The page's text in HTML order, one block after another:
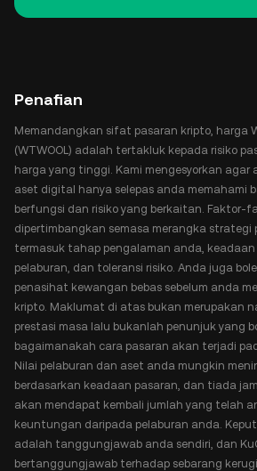
Penafian
Memandangkan sifat pasaran kripto, harga
(WTWOOL) adalah tertakluk kepada risiko
harga yang tinggi. Kami mengesyorkan agar
aset digital hanya selepas anda memahami
berfungsi dan risiko yang berkaitan. Faktor-
dipertimbangkan semasa merangka strategi
termasuk tahap pengalaman anda,
pelaburan, dan toleransi risiko. Anda juga
penasihat kewangan bebas sebelum anda
kripto. Maklumat di atas bukan merupakan
prestasi masa lalu bukanlah penunjuk yang
bagaimanakah cara pasaran akan terjadi
Nilai pelaburan dan aset anda mungkin
berdasarkan keadaan pasaran, dan tiada
akan mendapat kembali jumlah yang telah
keuntungan daripada pelaburan anda.
adalah tanggungjawab anda sendiri, dan
bertanggungjawab terhadap sebarang